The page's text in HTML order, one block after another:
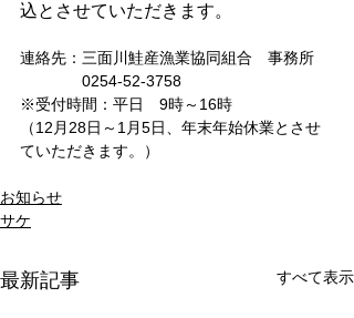
込とさせていただきます。
連絡先：三面川鮭産漁業協同組合　事務所
0254-52-3758
※受付時間：平日　9時～16時
（12月28日～1月5日、年末年始休業とさせ
ていただきます。）
お知らせ
サケ
最新記事 すべて表示